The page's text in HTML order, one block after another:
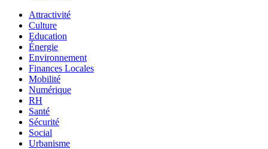
Attractivité
Culture
Education
Énergie
Environnement
Finances Locales
Mobilité
Numérique
RH
Santé
Sécurité
Social
Urbanisme